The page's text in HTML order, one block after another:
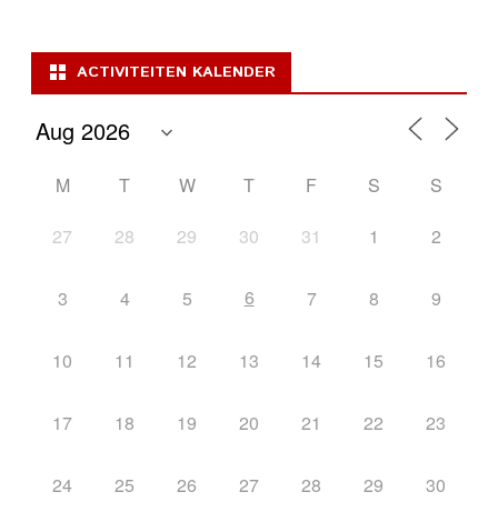
ACTIVITEITEN KALENDER
M T W T F S
S
27
28 29 30 31 1 2
3 4 5 6 7 8 9
10 11 12 13 14 15 16
17 18 19 20 21 22 23
24 25 26 27 28 29 30